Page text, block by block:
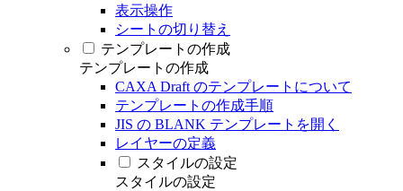
表示操作
シートの切り替え
テンプレートの作成
テンプレートの作成
CAXA Draft のテンプレートについて
テンプレートの作成手順
JIS の BLANK テンプレートを開く
レイヤーの定義
スタイルの設定
スタイルの設定